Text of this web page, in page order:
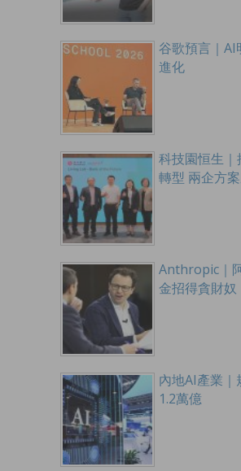
谷歌預言｜AI
進化
科技園恒生｜
轉型 兩企方
Anthropic｜
金招得貪財奴
內地AI產業｜
1.2萬億